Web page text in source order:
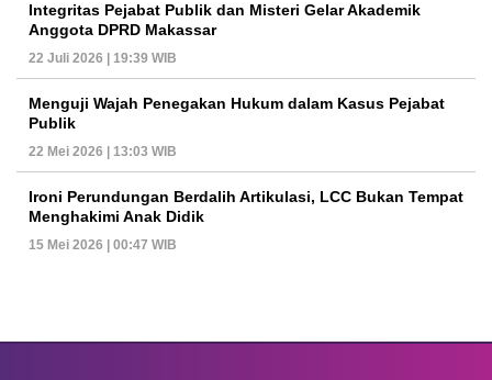
Integritas Pejabat Publik dan Misteri Gelar Akademik
Anggota DPRD Makassar
22 Juli 2026 | 19:39 WIB
Menguji Wajah Penegakan Hukum dalam Kasus Pejabat
Publik
22 Mei 2026 | 13:03 WIB
Ironi Perundungan Berdalih Artikulasi, LCC Bukan Tempat
Menghakimi Anak Didik
15 Mei 2026 | 00:47 WIB